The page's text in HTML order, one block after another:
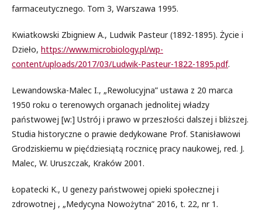
farmaceutycznego. Tom 3, Warszawa 1995.
Kwiatkowski Zbigniew A., Ludwik Pasteur (1892-1895). Życie i
Dzieło, https://www.microbiology.pl/wp-
content/uploads/2017/03/Ludwik-Pasteur-1822-1895.pdf.
Lewandowska-Malec I., „Rewolucyjna” ustawa z 20 marca
1950 roku o terenowych organach jednolitej władzy
państwowej [w:] Ustrój i prawo w przeszłości dalszej i bliższej.
Studia historyczne o prawie dedykowane Prof. Stanisławowi
Grodziskiemu w pięćdziesiątą rocznicę pracy naukowej, red. J.
Malec, W. Uruszczak, Kraków 2001.
Łopatecki K., U genezy państwowej opieki społecznej i
zdrowotnej , „Medycyna Nowożytna” 2016, t. 22, nr 1.